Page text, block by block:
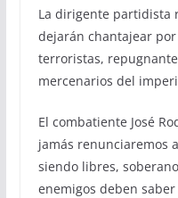
La dirigente partidista
dejarán chantajear
terroristas,
mercenarios del
El combatiente José
jamás renunciaremos
siendo libres,
enemigos deben